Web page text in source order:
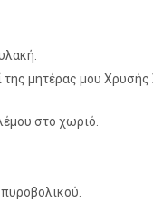
της μητέρας μου Χρυσής
στο χωριό.